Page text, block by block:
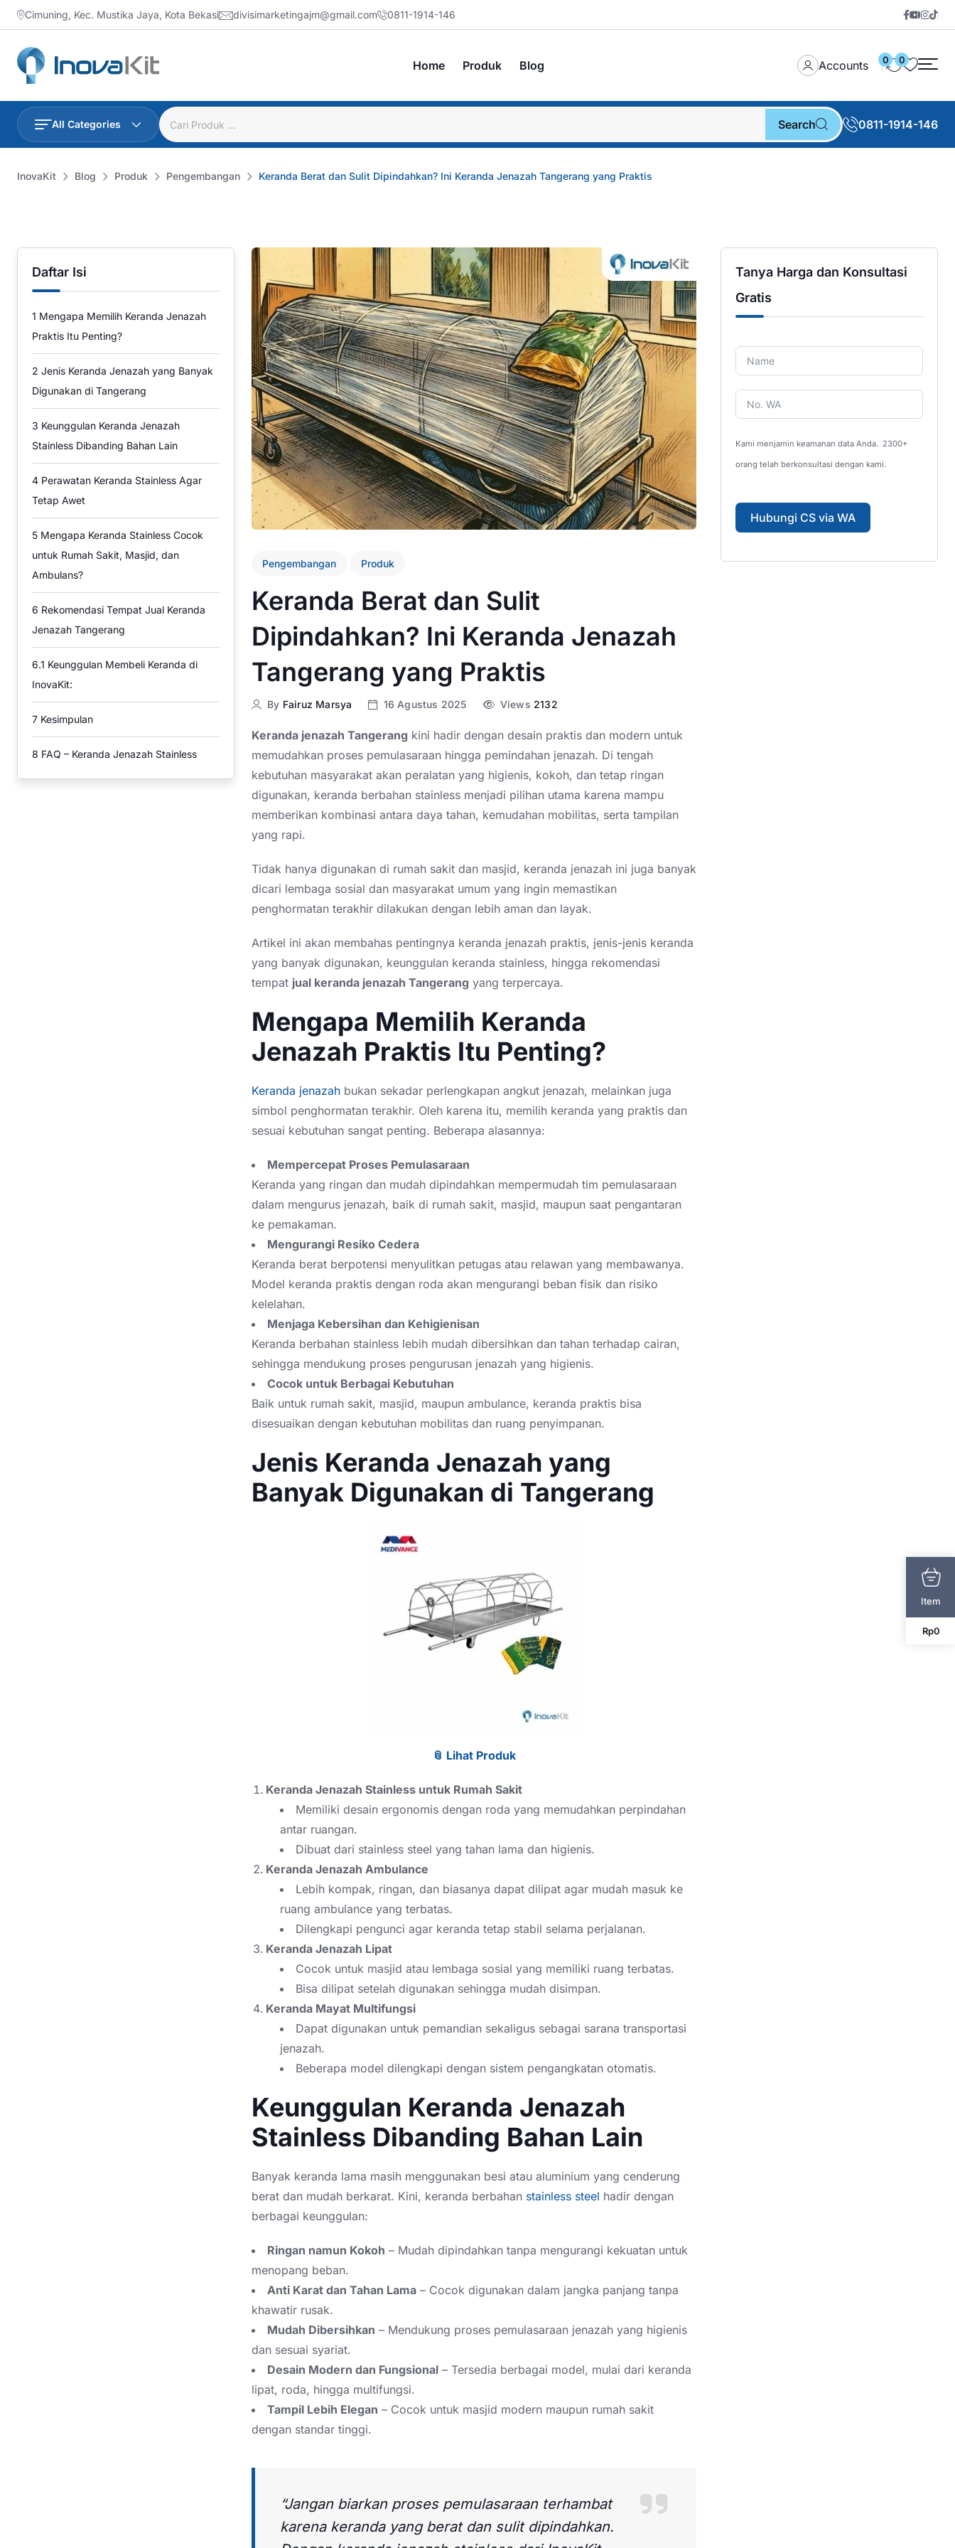
Skip
to
content
Cimuning, Kec. Mustika Jaya, Kota Bekasi divisimarketingajm@gmail.com 0811-1914-146
Home Produk Blog Accounts 0 0
All Categories Search 0811-1914-146
InovaKit Blog Produk Pengembangan Keranda Berat dan Sulit Dipindahkan? Ini Keranda Jenazah Tangerang yang Praktis
Daftar Isi
1 Mengapa Memilih Keranda Jenazah
Praktis Itu Penting?
2 Jenis Keranda Jenazah yang Banyak
Digunakan di Tangerang
3 Keunggulan Keranda Jenazah
Stainless Dibanding Bahan Lain
4 Perawatan Keranda Stainless Agar
Tetap Awet
5 Mengapa Keranda Stainless Cocok
untuk Rumah Sakit, Masjid, dan
Ambulans?
6 Rekomendasi Tempat Jual Keranda
Jenazah Tangerang
6.1 Keunggulan Membeli Keranda di
InovaKit:
7 Kesimpulan
8 FAQ – Keranda Jenazah Stainless
Pengembangan Produk
Keranda Berat dan Sulit
Dipindahkan? Ini Keranda Jenazah
Tangerang yang Praktis
By Fairuz Marsya 16 Agustus 2025 Views 2132
Keranda jenazah Tangerang kini hadir dengan desain praktis dan modern untuk
memudahkan proses pemulasaraan hingga pemindahan jenazah. Di tengah
kebutuhan masyarakat akan peralatan yang higienis, kokoh, dan tetap ringan
digunakan, keranda berbahan stainless menjadi pilihan utama karena mampu
memberikan kombinasi antara daya tahan, kemudahan mobilitas, serta tampilan
yang rapi.
Tidak hanya digunakan di rumah sakit dan masjid, keranda jenazah ini juga banyak
dicari lembaga sosial dan masyarakat umum yang ingin memastikan
penghormatan terakhir dilakukan dengan lebih aman dan layak.
Artikel ini akan membahas pentingnya keranda jenazah praktis, jenis-jenis keranda
yang banyak digunakan, keunggulan keranda stainless, hingga rekomendasi
tempat jual keranda jenazah Tangerang yang terpercaya.
Mengapa Memilih Keranda
Jenazah Praktis Itu Penting?
Keranda jenazah bukan sekadar perlengkapan angkut jenazah, melainkan juga
simbol penghormatan terakhir. Oleh karena itu, memilih keranda yang praktis dan
sesuai kebutuhan sangat penting. Beberapa alasannya:
Mempercepat Proses Pemulasaraan
Keranda yang ringan dan mudah dipindahkan mempermudah tim pemulasaraan
dalam mengurus jenazah, baik di rumah sakit, masjid, maupun saat pengantaran
ke pemakaman.
Mengurangi Resiko Cedera
Keranda berat berpotensi menyulitkan petugas atau relawan yang membawanya.
Model keranda praktis dengan roda akan mengurangi beban fisik dan risiko
kelelahan.
Menjaga Kebersihan dan Kehigienisan
Keranda berbahan stainless lebih mudah dibersihkan dan tahan terhadap cairan,
sehingga mendukung proses pengurusan jenazah yang higienis.
Cocok untuk Berbagai Kebutuhan
Baik untuk rumah sakit, masjid, maupun ambulance, keranda praktis bisa
disesuaikan dengan kebutuhan mobilitas dan ruang penyimpanan.
Jenis Keranda Jenazah yang
Banyak Digunakan di Tangerang
📎 Lihat Produk
Keranda Jenazah Stainless untuk Rumah Sakit
Memiliki desain ergonomis dengan roda yang memudahkan perpindahan
antar ruangan.
Dibuat dari stainless steel yang tahan lama dan higienis.
Keranda Jenazah Ambulance
Lebih kompak, ringan, dan biasanya dapat dilipat agar mudah masuk ke
ruang ambulance yang terbatas.
Dilengkapi pengunci agar keranda tetap stabil selama perjalanan.
Keranda Jenazah Lipat
Cocok untuk masjid atau lembaga sosial yang memiliki ruang terbatas.
Bisa dilipat setelah digunakan sehingga mudah disimpan.
Keranda Mayat Multifungsi
Dapat digunakan untuk pemandian sekaligus sebagai sarana transportasi
jenazah.
Beberapa model dilengkapi dengan sistem pengangkatan otomatis.
Keunggulan Keranda Jenazah
Stainless Dibanding Bahan Lain
Banyak keranda lama masih menggunakan besi atau aluminium yang cenderung
berat dan mudah berkarat. Kini, keranda berbahan stainless steel hadir dengan
berbagai keunggulan:
Ringan namun Kokoh – Mudah dipindahkan tanpa mengurangi kekuatan untuk
menopang beban.
Anti Karat dan Tahan Lama – Cocok digunakan dalam jangka panjang tanpa
khawatir rusak.
Mudah Dibersihkan – Mendukung proses pemulasaraan jenazah yang higienis
dan sesuai syariat.
Desain Modern dan Fungsional – Tersedia berbagai model, mulai dari keranda
lipat, roda, hingga multifungsi.
Tampil Lebih Elegan – Cocok untuk masjid modern maupun rumah sakit
dengan standar tinggi.
“Jangan biarkan proses pemulasaraan terhambat
karena keranda yang berat dan sulit dipindahkan.
Tanya Harga dan Konsultasi
Gratis
Kami menjamin keamanan data Anda. 2300+
orang telah berkonsultasi dengan kami.
Hubungi CS via WA
Item
Rp0